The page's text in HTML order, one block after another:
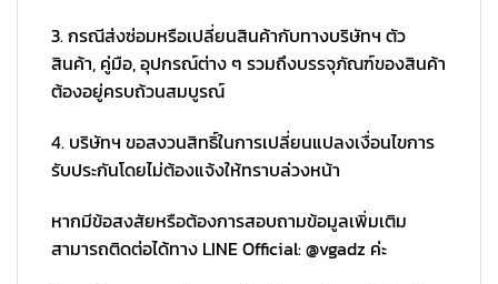
3. กรณีส่งซ่อมหรือเปลี่ยนสินค้ากับทางบริษัทฯ ตัว
สินค้า, คู่มือ, อุปกรณ์ต่าง ๆ รวมถึงบรรจุภัณฑ์ของสินค้า
ต้องอยู่ครบถ้วนสมบูรณ์
4. บริษัทฯ ขอสงวนสิทธิ์ในการเปลี่ยนแปลงเงื่อนไขการ
รับประกันโดยไม่ต้องแจ้งให้ทราบล่วงหน้า
หากมีข้อสงสัยหรือต้องการสอบถามข้อมูลเพิ่มเติม
สามารถติดต่อได้ทาง LINE Official: @vgadz ค่ะ